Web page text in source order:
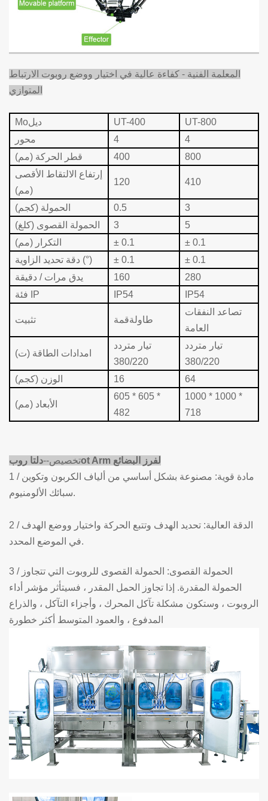
المعلمة الفنية - كفاءة عالية في اختيار ووضع روبوت الارتباط
المتوازي
Moديل UT-400
UT-800
محور
4
4
قطر الحركة (مم)
400
800
إرتفاع الالتقاط الأقصى
(مم)
120 410
الحمولة (كجم) 0.5
3
الحمولة القصوى (كلغ)
3
5
التكرار (مم)
± 0.1
± 0.1
دقة تحديد الزاوية (°)
± 0.1
± 0.1
يدق مرات / دقيقة
160
280
فئة IP
IP54 IP54
تثبيت طاولةقمة
تصاعد النفقات
العامة
امدادات الطاقة (ت)
تيار متردد
380/220
تيار متردد
380/220
الوزن (كجم)
16 64
الأبعاد (مم)
605 * 605 *
482
1000 * 1000 *
718
تخصيص--دلتا روب
ot Arm لفرز البضائع
1 / مادة قوية: مصنوعة بشكل أساسي من ألياف الكربون وتكوين
سبائك الألومنيوم.
2 / الدقة العالية: تحديد الهدف وتتبع الحركة واختيار ووضع الهدف
في الموضع المحدد.
3 / الحمولة القصوى: الحمولة القصوى للروبوت التي تتجاوز
الحمولة المقدرة. إذا تجاوز الحمل المقدر ، فسيتأثر مؤشر أداء
الروبوت ، وستكون مشكلة تآكل المحرك ، وأجزاء التآكل ، والذراع
المدفوع ، والعمود المتوسط أكثر خطورة